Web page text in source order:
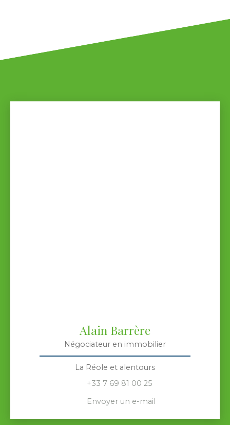
Alain Barrère
Négociateur en immobilier
La Réole et alentours
+33 7 69 81 00 25
Envoyer un e-mail